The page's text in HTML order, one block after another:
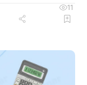
його власника
11